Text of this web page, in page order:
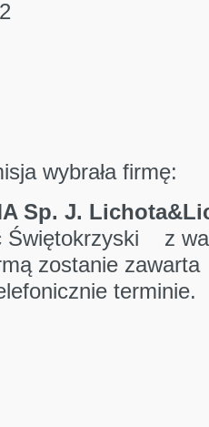
wybrała firmę:
Sp. J.
Świętokrzyski
z
zostanie zawarta
terminie.